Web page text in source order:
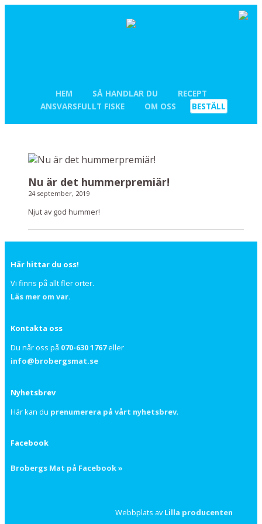
HEM SÅ HANDLAR DU
RECEPT
ANSVARSFULLT FISKE
OM OSS BESTÄLL
Nu är det hummerpremiär!
24 september, 2019
Njut av god hummer!
Här hittar du oss!
Vi finns på allt fler orter.
Läs mer om var.
Kontakta oss
Du når oss på 070-630 1767eller
info@brobergsmat.se
Nyhetsbrev
Här kan du prenumerera på vårt nyhetsbrev.
Facebook
Brobergs Mat på Facebook »
Webbplats avLilla producenten